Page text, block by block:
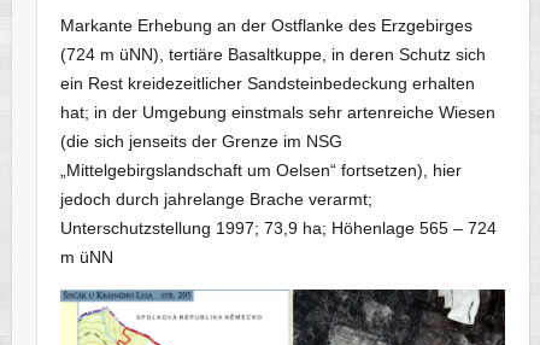
Markante Erhebung an der Ostflanke des Erzgebirges
(724 m üNN), tertiäre Basaltkuppe, in deren Schutz sich
ein Rest kreidezeitlicher Sandsteinbedeckung erhalten
hat; in der Umgebung einstmals sehr artenreiche Wiesen
(die sich jenseits der Grenze im NSG
„Mittelgebirgslandschaft um Oelsen“ fortsetzen), hier
jedoch durch jahrelange Brache verarmt;
Unterschutzstellung 1997; 73,9 ha; Höhenlage 565 – 724
m üNN